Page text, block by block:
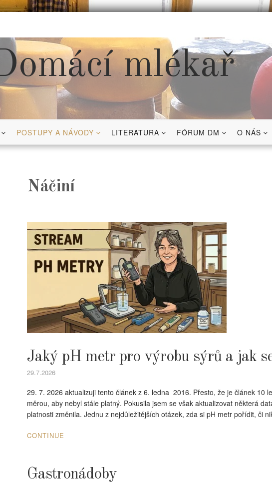
mlékař
POSTUPY A NÁVODY LITERATURA FÓRUM DM O NÁS
Náčiní
Jaký pH metr pro výrobu sýrů a jak
29.7.2026
29. 7. 2026 aktualizuji tento článek z 6. ledna 2016. Přesto, že je článek 10
měrou, aby nebyl stále platný. Pokusila jsem se však aktualizovat některá
platnosti změnila. Jednu z nejdůležitějších otázek, zda si pH metr pořídit, či
CONTINUE
Gastronádoby